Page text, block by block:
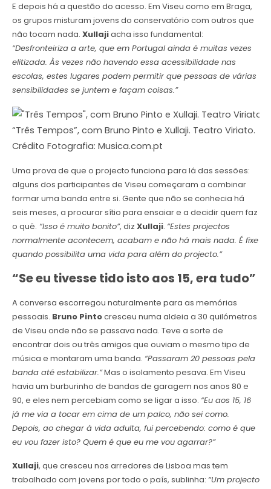
E depois há a questão do acesso. Em Viseu como em Braga,
os grupos misturam jovens do conservatório com outros que
não tocam nada. Xullajiacha isso fundamental:
“Desfronteiriza a arte, que em Portugal ainda é muitas vezes
elitizada. Às vezes não havendo essa acessibilidade nas
escolas, estes lugares podem permitir que pessoas de várias
sensibilidades se juntem e façam coisas.”
“Três Tempos”, com Bruno Pinto e Xullaji. Teatro Viriato.
Crédito Fotografia: Musica.com.pt
Uma prova de que o projecto funciona para lá das sessões:
alguns dos participantes de Viseu começaram a combinar
formar uma banda entre si. Gente que não se conhecia há
seis meses, a procurar sítio para ensaiar e a decidir quem faz
o quê. “Isso é muito bonito”, diz Xullaji. “Estes projectos
normalmente acontecem, acabam e não há mais nada. É fixe
quando possibilita uma vida para além do projecto.”
“Se eu tivesse tido isto aos 15, era tudo”
A conversa escorregou naturalmente para as memórias
pessoais. Bruno Pintocresceu numa aldeia a 30 quilómetros
de Viseu onde não se passava nada. Teve a sorte de
encontrar dois ou três amigos que ouviam o mesmo tipo de
música e montaram uma banda. “Passaram 20 pessoas pela
banda até estabilizar.”Mas o isolamento pesava. Em Viseu
havia um burburinho de bandas de garagem nos anos 80 e
90, e eles nem percebiam como se ligar a isso. “Eu aos 15, 16
já me via a tocar em cima de um palco, não sei como.
Depois, ao chegar à vida adulta, fui percebendo: como é que
eu vou fazer isto? Quem é que eu me vou agarrar?”
Xullaji, que cresceu nos arredores de Lisboa mas tem
trabalhado com jovens por todo o país, sublinha: “Um projecto